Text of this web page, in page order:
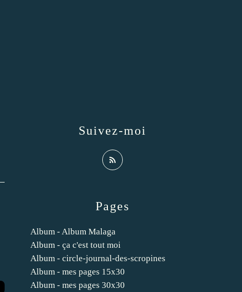
Pages
Album - Album Malaga
Album - ça c'est tout moi
Album - circle-journal-des-scropines
Album - mes pages 15x30
Album - mes pages 30x30
Suivez-moi